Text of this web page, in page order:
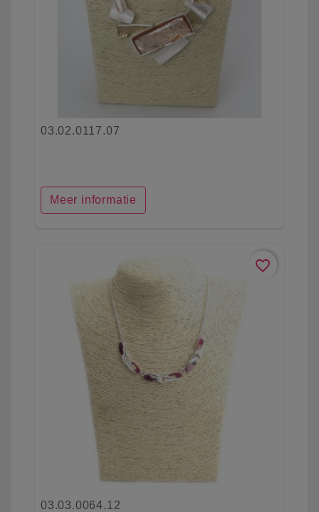
03.02.0117.07
Meer informatie
favorite_border
03.03.0064.12